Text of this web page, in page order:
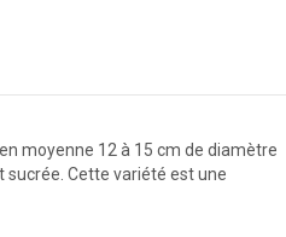
moyenne 12 à 15 cm de diamètre
sucrée. Cette variété est une